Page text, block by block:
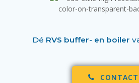
Dé RVS buffer- en boiler
CONTACT